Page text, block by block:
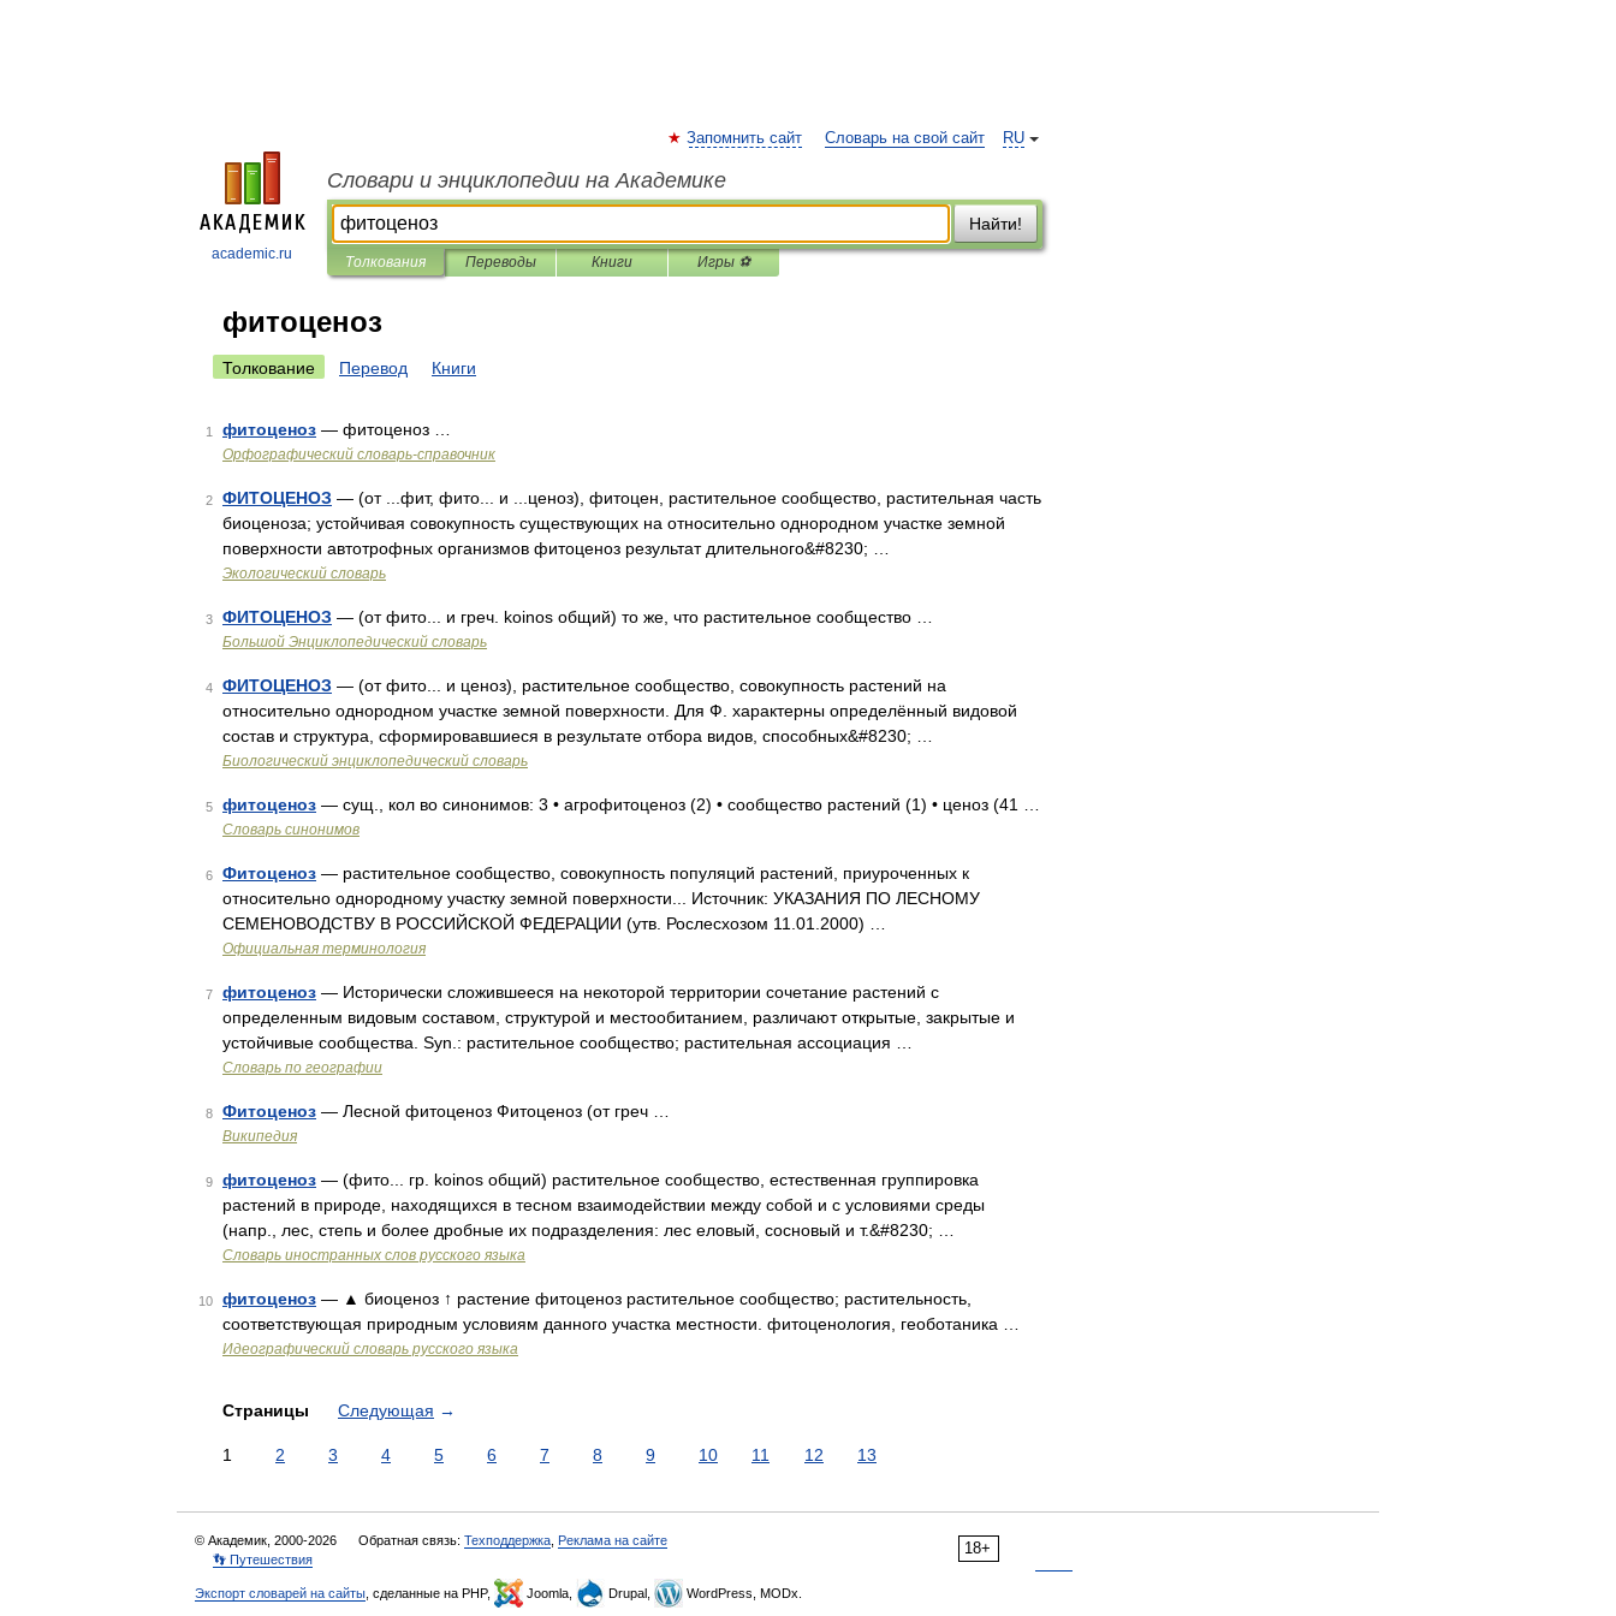
academic.ru
RU
Запомнить сайт Словарь на свой сайт
Словари и энциклопедии на Академике
Найти!
Толкования Переводы Книги Игры ⚽
фитоценоз
Толкование Перевод Книги
1 фитоценоз — фитоценоз …
Орфографический словарь-справочник
2 ФИТОЦЕНОЗ — (от ...фит, фито... и ...ценоз), фитоцен, растительное сообщество, растительная часть
биоценоза; устойчивая совокупность существующих на относительно однородном участке земной
поверхности автотрофных организмов фитоценоз результат длительного&#8230; …
Экологический словарь
3 ФИТОЦЕНОЗ — (от фито... и греч. koinos общий) то же, что растительное сообщество …
Большой Энциклопедический словарь
4 ФИТОЦЕНОЗ — (от фито... и ценоз), растительное сообщество, совокупность растений на
относительно однородном участке земной поверхности. Для Ф. характерны определённый видовой
состав и структура, сформировавшиеся в результате отбора видов, способных&#8230; …
Биологический энциклопедический словарь
5 фитоценоз — сущ., кол во синонимов: 3 • агрофитоценоз (2) • сообщество растений (1) • ценоз (41 …
Словарь синонимов
6 Фитоценоз — растительное сообщество, совокупность популяций растений, приуроченных к
относительно однородному участку земной поверхности... Источник: УКАЗАНИЯ ПО ЛЕСНОМУ
СЕМЕНОВОДСТВУ В РОССИЙСКОЙ ФЕДЕРАЦИИ (утв. Рослесхозом 11.01.2000) …
Официальная терминология
7 фитоценоз — Исторически сложившееся на некоторой территории сочетание растений с
определенным видовым составом, структурой и местообитанием, различают открытые, закрытые и
устойчивые сообщества. Syn.: растительное сообщество; растительная ассоциация …
Словарь по географии
8 Фитоценоз — Лесной фитоценоз Фитоценоз (от греч …
Википедия
9 фитоценоз — (фито... гр. koinos общий) растительное сообщество, естественная группировка
растений в природе, находящихся в тесном взаимодействии между собой и с условиями среды
(напр., лес, степь и более дробные их подразделения: лес еловый, сосновый и т.&#8230; …
Словарь иностранных слов русского языка
10 фитоценоз — ▲ биоценоз ↑ растение фитоценоз растительное сообщество; растительность,
соответствующая природным условиям данного участка местности. фитоценология, геоботаника …
Идеографический словарь русского языка
Страницы Следующая →
1 2 3 4 5 6 7 8 9 10 11 12 13
18+
© Академик, 2000-2026 Обратная связь: Техподдержка Реклама на сайте
👣 Путешествия
Экспорт словарей на сайты , сделанные на PHP, Joomla, Drupal, WordPress, MODx.